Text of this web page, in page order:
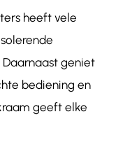
heeft vele
geniet
bediening en
geeft elke